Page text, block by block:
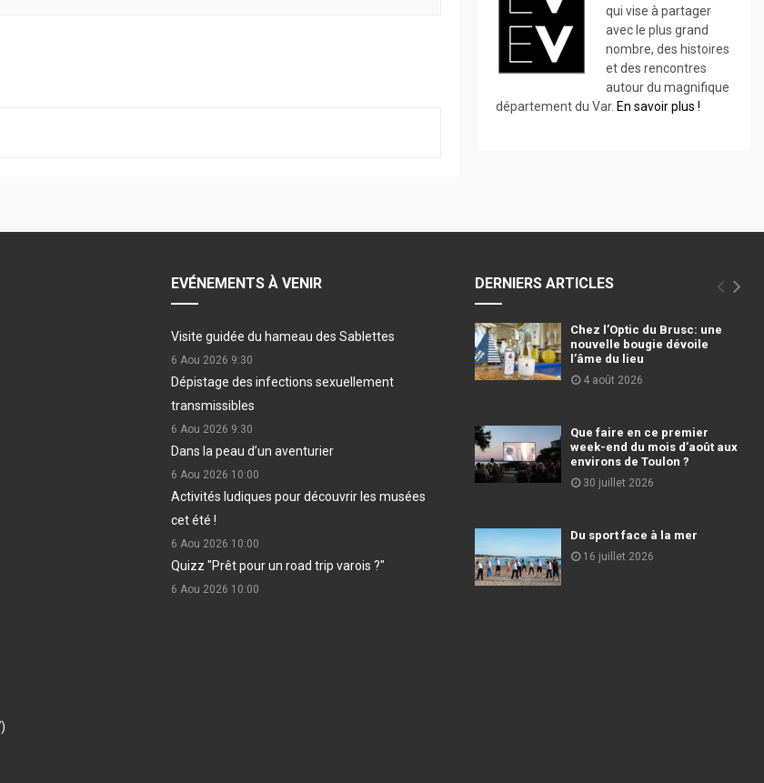
qui vise à partager
avec le plus grand
nombre, des histoires
et des rencontres
autour du magnifique
département du Var. En savoir plus !
EVÉNEMENTS À VENIR
Visite guidée du hameau des Sablettes
6 Aou 2026 9:30
Dépistage des infections sexuellement
transmissibles
6 Aou 2026 9:30
Dans la peau d’un aventurier
6 Aou 2026 10:00
Activités ludiques pour découvrir les musées
cet été !
6 Aou 2026 10:00
Quizz "Prêt pour un road trip varois ?"
6 Aou 2026 10:00
DERNIERS ARTICLES
Chez l’Optic du Brusc: une
nouvelle bougie dévoile
l’âme du lieu
4 août 2026
Que faire en ce premier
week-end du mois d’août aux
environs de Toulon ?
30 juillet 2026
Du sport face à la mer
16 juillet 2026